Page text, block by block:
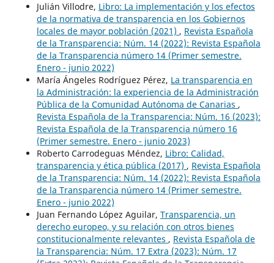
Julián Villodre, Libro: La implementación y los efectos
de la normativa de transparencia en los Gobiernos
locales de mayor población (2021) , Revista Española
de la Transparencia: Núm. 14 (2022): Revista Española
de la Transparencia número 14 (Primer semestre.
Enero - junio 2022)
María Ángeles Rodríguez Pérez, La transparencia en
la Administración: la experiencia de la Administración
Pública de la Comunidad Autónoma de Canarias ,
Revista Española de la Transparencia: Núm. 16 (2023):
Revista Española de la Transparencia número 16
(Primer semestre. Enero - junio 2023)
Roberto Carrodeguas Méndez, Libro: Calidad,
transparencia y ética pública (2017) , Revista Española
de la Transparencia: Núm. 14 (2022): Revista Española
de la Transparencia número 14 (Primer semestre.
Enero - junio 2022)
Juan Fernando López Aguilar, Transparencia, un
derecho europeo, y su relación con otros bienes
constitucionalmente relevantes , Revista Española de
la Transparencia: Núm. 17 Extra (2023): Núm. 17